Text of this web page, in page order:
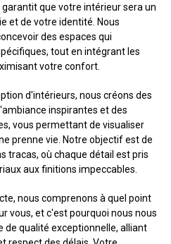
que votre intérieur sera un
et de votre identité. Nous
des espaces qui
tout en intégrant les
votre confort.
d'intérieurs, nous créons des
inspirantes et des
vous permettant de visualiser
prenne vie. Notre objectif est de
tracas, où chaque détail est pris
aux finitions impeccables.
nous comprenons à quel point
vous, et c'est pourquoi nous nous
de qualité exceptionnelle, alliant